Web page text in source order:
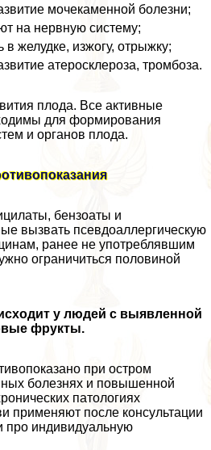
мочекаменной болезни;
на нервную систему;
в желудке, изжогу, отрыжку;
атеросклероза, тромбоза.
плода. Все активные
для формирования
и органов плода.
бензоаты и
вызвать псевдоаллергическую
ранее не употрeблявшим
ограничиться половиной
у людей с выявленной
фрукты.
при остром
болезнях и повышенной
патологиях
применяют после консультации
про индивидуальную